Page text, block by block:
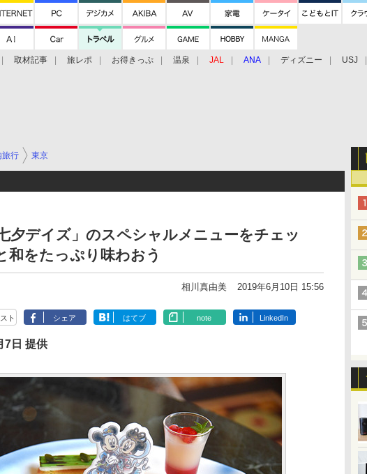
取材記事 旅レポ お得きっぷ 温泉 JAL ANA ディズニー USJ
旅行 東京
夕デイズ」のスペシャルメニューをチェッ
をたっぷり味わおう
相川真由美 2019年6月10日 15:56
ト シェア はてブ note LinkedIn
7日 提供